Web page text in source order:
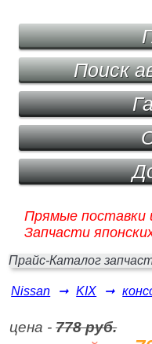
Поиск
Прямые поставки
Запчасти
Прайс-Каталог
Nissan ➞ KIX ➞
цена -778 руб.